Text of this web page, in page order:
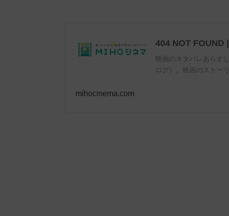
404 NOT FOUND
映画のネタバレあらす
ログ）。映画のストー
mihocinema.com